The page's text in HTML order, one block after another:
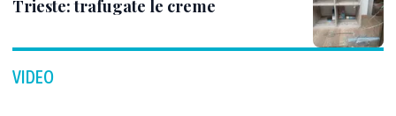
Trieste: trafugate le creme
VIDEO